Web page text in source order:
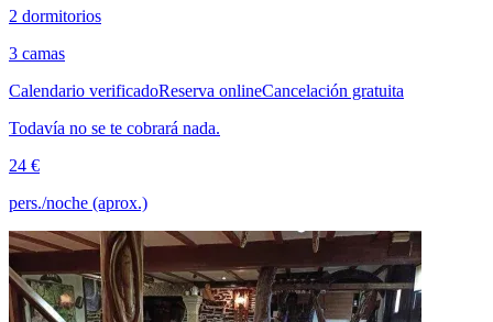
2 dormitorios
3 camas
Calendario verificadoReserva onlineCancelación gratuita
Todavía no se te cobrará nada.
24 €
pers./noche (aprox.)